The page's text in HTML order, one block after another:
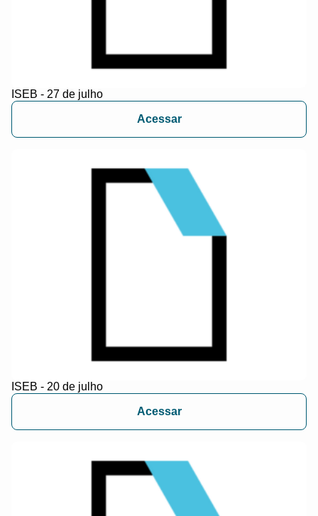
ISEB - 27 de julho
Acessar
ISEB - 20 de julho
Acessar